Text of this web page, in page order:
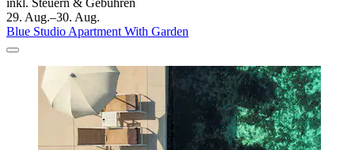
inkl. Steuern & Gebühren
29. Aug.–30. Aug.
Blue Studio Apartment With Garden